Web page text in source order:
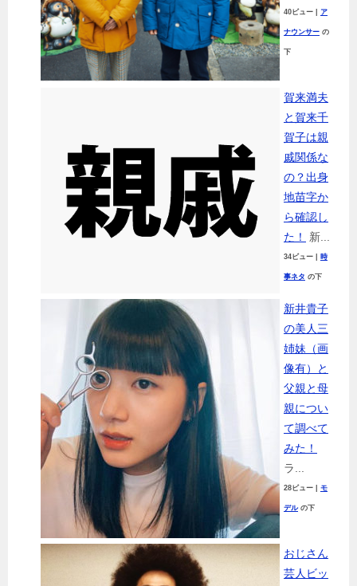
40ビュー ア
ナウンサー の
下
賀来満夫
と賀来千
賀子は親
戚関係な
の？出身
地苗字か
ら確認し
た！
新...
34ビュー 時
事ネタ の下
新井貴子
の美人三
姉妹（画
像有）と
父親と母
親につい
て調べて
みた！
ラ...
28ビュー モ
デルの下
おじさん
芸人ビッ